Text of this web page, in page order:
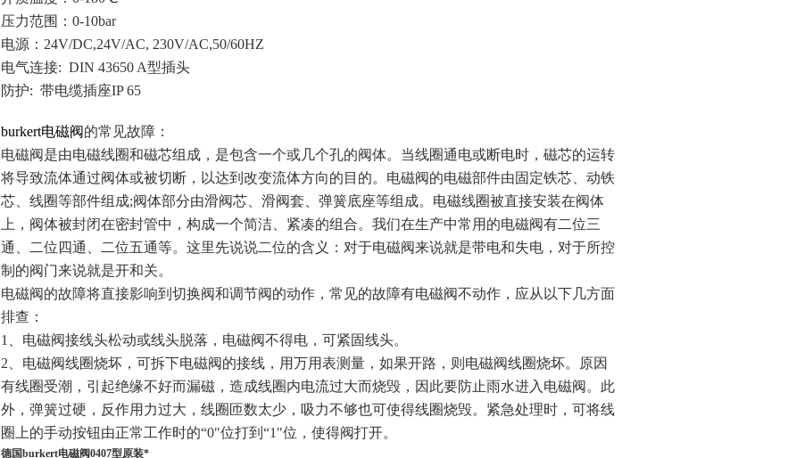
压力范围：0-10bar
电源：24V/DC,24V/AC, 230V/AC,50/60HZ
电气连接: DIN 43650 A型插头
防护: 带电缆插座IP 65
burkert电磁阀的常见故障：
电磁阀是由电磁线圈和磁芯组成，是包含一个或几个孔的阀体。当线圈通电或断电时，磁芯的运转
将导致流体通过阀体或被切断，以达到改变流体方向的目的。电磁阀的电磁部件由固定铁芯、动铁
芯、线圈等部件组成;阀体部分由滑阀芯、滑阀套、弹簧底座等组成。电磁线圈被直接安装在阀体
上，阀体被封闭在密封管中，构成一个简洁、紧凑的组合。我们在生产中常用的电磁阀有二位三
通、二位四通、二位五通等。这里先说说二位的含义：对于电磁阀来说就是带电和失电，对于所控
制的阀门来说就是开和关。
电磁阀的故障将直接影响到切换阀和调节阀的动作，常见的故障有电磁阀不动作，应从以下几方面
排查：
1、电磁阀接线头松动或线头脱落，电磁阀不得电，可紧固线头。
2、电磁阀线圈烧坏，可拆下电磁阀的接线，用万用表测量，如果开路，则电磁阀线圈烧坏。原因
有线圈受潮，引起绝缘不好而漏磁，造成线圈内电流过大而烧毁，因此要防止雨水进入电磁阀。此
外，弹簧过硬，反作用力过大，线圈匝数太少，吸力不够也可使得线圈烧毁。紧急处理时，可将线
圈上的手动按钮由正常工作时的“0"位打到“1"位，使得阀打开。
德国burkert电磁阀0407型原装*